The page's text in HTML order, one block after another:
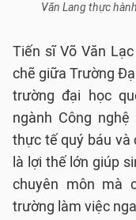
Văn Lang thực
Tiến sĩ Võ Văn
chẽ giữa Trường
trường đại học
ngành Công
thực tế quý báu và
là lợi thế lớn giúp
chuyên môn mà
trường làm việc